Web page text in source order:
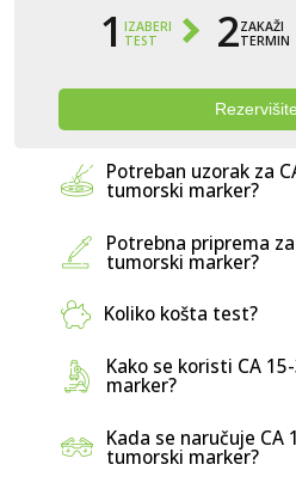
1IZABERI
TEST
2ZAKAŽI
TERMIN
Potreban uzorak za
tumorski marker?
Potrebna priprema
tumorski marker?
Koliko košta test?
laboratorij
Tešanjska 1.
Kako se koristi CA
marker?
Kada se naručuje CA
tumorski marker?